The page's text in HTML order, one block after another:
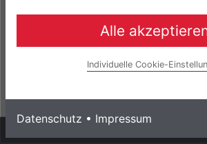
Alle
Individuelle Cookie-
Datenschutz • Impressum